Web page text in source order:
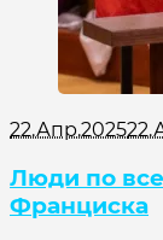
22.Апр.2025
Люди по
Франциска